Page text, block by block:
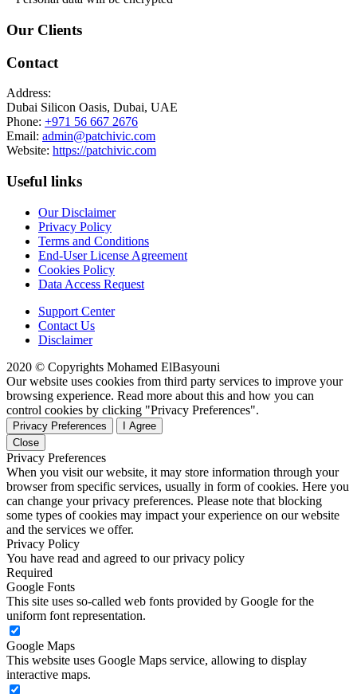
Our Clients
Contact
Address:
Dubai Silicon Oasis, Dubai, UAE
Phone: +971 56 667 2676
Email: admin@patchivic.com
Website: https://patchivic.com
Useful links
Our Disclaimer
Privacy Policy
Terms and Conditions
End-User License Agreement
Cookies Policy
Data Access Request
Support Center
Contact Us
Disclaimer
2020 © Copyrights Mohamed ElBasyouni
Our website uses cookies from third party services to improve your
browsing experience. Read more about this and how you can
control cookies by clicking "Privacy Preferences".
Privacy Preferences
I Agree
Close
Privacy Preferences
When you visit our website, it may store information through your
browser from specific services, usually in form of cookies. Here you
can change your privacy preferences. Please note that blocking
some types of cookies may impact your experience on our website
and the services we offer.
Privacy Policy
You have read and agreed to our privacy policy
Required
Google Fonts
This site uses so-called web fonts provided by Google for the
uniform font representation.
Google Maps
This website uses Google Maps service, allowing to display
interactive maps.